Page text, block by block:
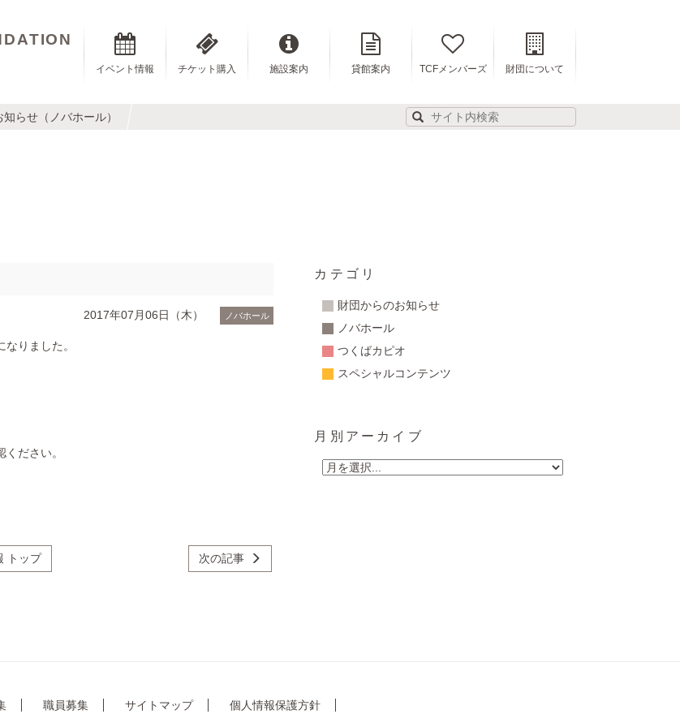
イベント情報 チケット購入 施設案内 貸館案内 TCFメンバーズ 財団について
らせ（ノバホール）
2017年07月06日（木） ノバホール
りました。
ださい。
トップ 次の記事
カテゴリ
財団からのお知らせ
ノバホール
つくばカピオ
スペシャルコンテンツ
月別アーカイブ
職員募集 サイトマップ 個人情報保護方針